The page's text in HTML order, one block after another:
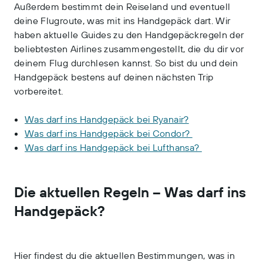
Außerdem bestimmt dein Reiseland und eventuell
deine Flugroute, was mit ins Handgepäck dart. Wir
haben aktuelle Guides zu den Handgepäckregeln der
beliebtesten Airlines zusammengestellt, die du dir vor
deinem Flug durchlesen kannst. So bist du und dein
Handgepäck bestens auf deinen nächsten Trip
vorbereitet.
Was darf ins Handgepäck bei Ryanair?
Was darf ins Handgepäck bei Condor?
Was darf ins Handgepäck bei Lufthansa?
Die aktuellen Regeln – Was darf ins
Handgepäck?
Hier findest du die aktuellen Bestimmungen, was in